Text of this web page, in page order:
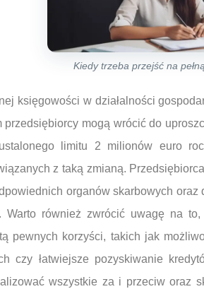
Kiedy trzeba przejść na
księgowości w działalności
przedsiębiorcy mogą wrócić do
limitu 2 milionów euro
z taką zmianą.
organów skarbowych
Warto również zwrócić uwagę na
pewnych korzyści, takich jak
czy łatwiejsze pozyskiwanie
wszystkie za i przeciw oraz